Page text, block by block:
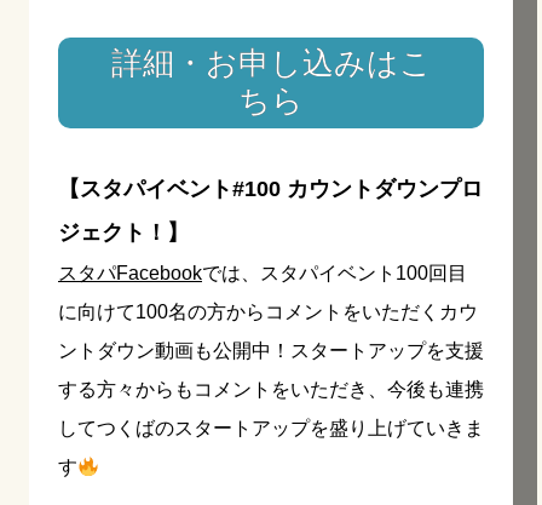
詳細・お申し込みはこ
ちら
【スタパイベント#100 カウントダウンプロ
ジェクト！】
スタパFacebookでは、スタパイベント100回目
に向けて100名の方からコメントをいただくカウ
ントダウン動画も公開中！スタートアップを支援
する方々からもコメントをいただき、今後も連携
してつくばのスタートアップを盛り上げていきま
す